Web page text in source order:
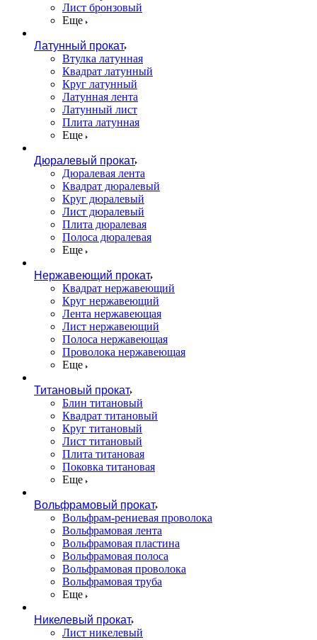
Лист бронзовый
Еще
Латунный прокат
Втулка латунная
Квадрат латунный
Круг латунный
Латунная лента
Латунный лист
Плита латунная
Еще
Дюралевый прокат
Дюралевая лента
Квадрат дюралевый
Круг дюралевый
Лист дюралевый
Плита дюралевая
Полоса дюралевая
Еще
Нержавеющий прокат
Квадрат нержавеющий
Круг нержавеющий
Лента нержавеющая
Лист нержавеющий
Полоса нержавеющая
Проволока нержавеющая
Еще
Титановый прокат
Блин титановый
Квадрат титановый
Круг титановый
Лист титановый
Плита титановая
Поковка титановая
Еще
Вольфрамовый прокат
Вольфрам-рениевая проволока
Вольфрамовая лента
Вольфрамовая пластина
Вольфрамовая полоса
Вольфрамовая проволока
Вольфрамовая труба
Еще
Никелевый прокат
Лист никелевый